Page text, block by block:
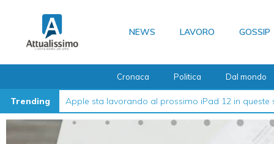
contenuto
NEWS LAVORO GOSSIP
Cronaca Politica Dal mondo
Trending La guida definitiva su come formattare l’iPhone nel